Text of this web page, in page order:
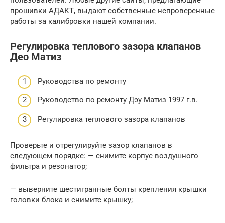
прошивки АДАКТ, выдают собственные непроверенные
работы за калибровки нашей компании.
Регулировка теплового зазора клапанов
Део Матиз
Руководства по ремонту
Руководство по ремонту Дэу Матиз 1997 г.в.
Регулировка теплового зазора клапанов
Проверьте и отрегулируйте зазор клапанов в
следующем порядке: — снимите корпус воздушного
фильтра и резонатор;
— выверните шестигранные болты крепления крышки
головки блока и снимите крышку;